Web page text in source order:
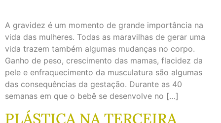
A gravidez é um momento de grande importância na
vida das mulheres. Todas as maravilhas de gerar uma
vida trazem também algumas mudanças no corpo.
Ganho de peso, crescimento das mamas, flacidez da
pele e enfraquecimento da musculatura são algumas
das consequências da gestação. Durante as 40
semanas em que o bebê se desenvolve no […]
PLÁSTICA NA TERCEIRA